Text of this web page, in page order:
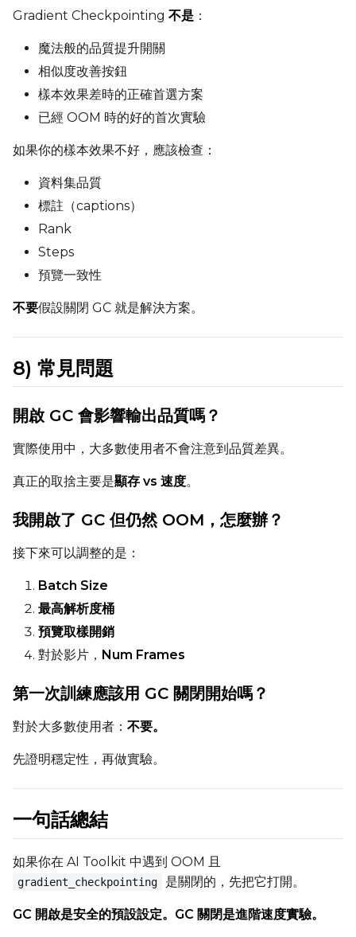
Gradient Checkpointing 不是 ：
魔法般的品質提升開關
相似度改善按鈕
樣本效果差時的正確首選方案
已經 OOM 時的好的首次實驗
如果你的樣本效果不好，應該檢查：
資料集品質
標註（captions）
Rank
Steps
預覽一致性
不要假設關閉 GC 就是解決方案。
8) 常見問題
開啟 GC 會影響輸出品質嗎？
實際使用中，大多數使用者不會注意到品質差異。
真正的取捨主要是顯存 vs 速度。
我開啟了 GC 但仍然 OOM，怎麼辦？
接下來可以調整的是：
Batch Size
最高解析度桶
預覽取樣開銷
對於影片， Num Frames
第一次訓練應該用 GC 關閉開始嗎？
對於大多數使用者： 不要。
先證明穩定性，再做實驗。
一句話總結
如果你在 AI Toolkit 中遇到 OOM 且
gradient_checkpointing 是關閉的，先把它打開。
GC 開啟是安全的預設設定。GC 關閉是進階速度實驗。